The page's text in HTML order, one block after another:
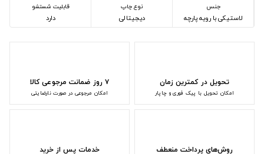
جنس
لاستیکی با رویه پارچه
نوع چاپ
دیجیتالی
قابلیت شستشو
دارد
تحویل در کمترین زمان
امکان تحویل با پیک فوری و چاپار
۷ روز ضمانت مرجوعی کالا
امکان مرجوعی در صورت نارضایتی
روش‌های پرداخت منعطف خدمات پس از خرید